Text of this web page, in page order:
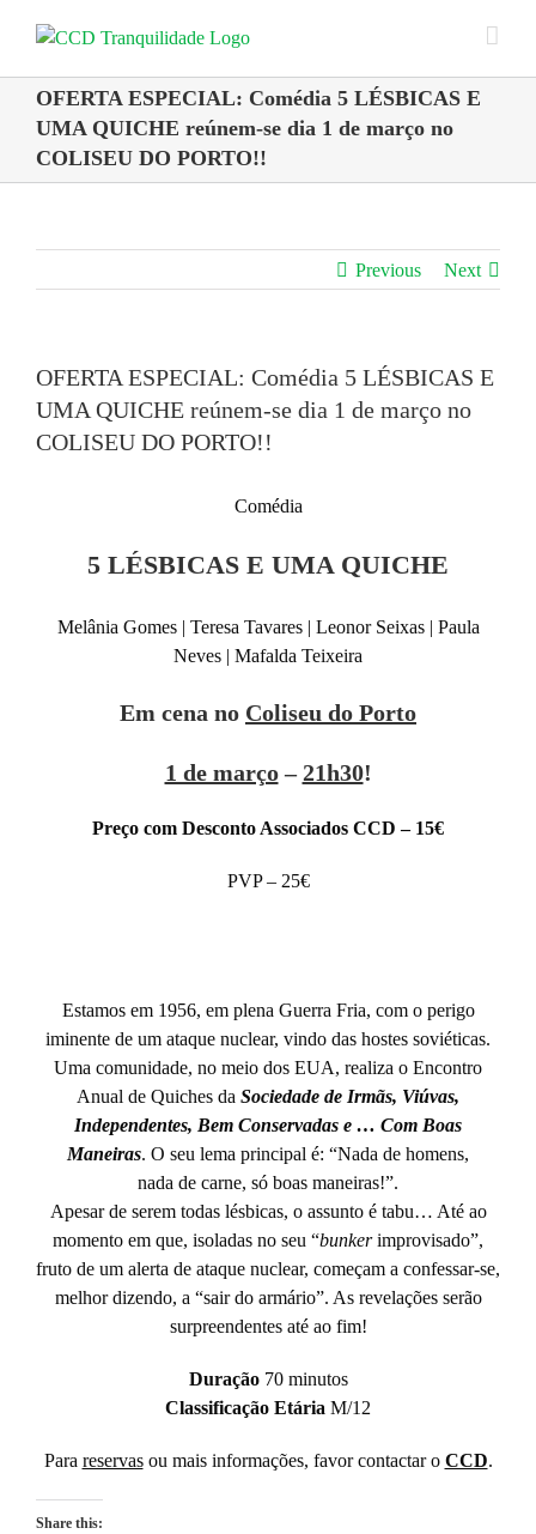
OFERTA ESPECIAL: Comédia 5 LÉSBICAS E
UMA QUICHE reúnem-se dia 1 de março no
COLISEU DO PORTO!!
Previous Next
OFERTA ESPECIAL: Comédia 5 LÉSBICAS E
UMA QUICHE reúnem-se dia 1 de março no
COLISEU DO PORTO!!
Comédia
5 LÉSBICAS E UMA QUICHE
Melânia Gomes | Teresa Tavares | Leonor Seixas | Paula
Neves | Mafalda Teixeira
Em cena no Coliseu do Porto
1 de março–21h30!
Preço com Desconto Associados CCD–15€
PVP – 25€
Estamos em 1956, em plena Guerra Fria, com o perigo
iminente de um ataque nuclear, vindo das hostes soviéticas.
Uma comunidade, no meio dos EUA, realiza o Encontro
Anual de Quiches da Sociedade de Irmãs, Viúvas,
Independentes, Bem Conservadas e … Com Boas
Maneiras. O seu lema principal é: “Nada de homens,
nada de carne, só boas maneiras!”.
Apesar de serem todas lésbicas, o assunto é tabu… Até ao
momento em que, isoladas no seu “bunkerimprovisado”,
fruto de um alerta de ataque nuclear, começam a confessar-se,
melhor dizendo, a “sair do armário”. As revelações serão
surpreendentes até ao fim!
Duração70 minutos
Classificação Etária M/12
Para reservasou mais informações, favor contactar o CCD.
Share this: